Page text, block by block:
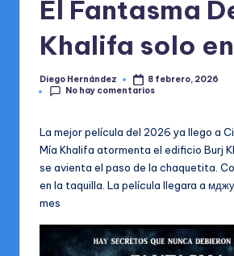
El Fantasma
Khalifa solo
Publicado
por
Diego Hernández
8 febrero, 2026
No hay comentarios
La mejor película del 2026 ya llego a
Mía Khalifa atormenta el edificio Burj
se avienta el paso de la chaquetita.
en la taquilla. La película llegara a
mes